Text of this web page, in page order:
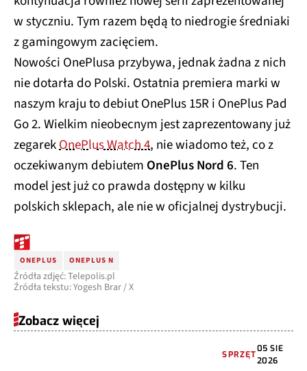
w styczniu. Tym razem będą to niedrogie średniaki
z gamingowym zacięciem.
Nowości OnePlusa przybywa, jednak żadna z nich
nie dotarła do Polski. Ostatnia premiera marki w
naszym kraju to debiut OnePlus 15R i OnePlus Pad
Go 2. Wielkim nieobecnym jest zaprezentowany już
zegarekOnePlus Watch 4, nie wiadomo też, co z
oczekiwanym debiutem OnePlus Nord 6. Ten
model jest już co prawda dostępny w kilku
polskich sklepach, ale nie w oficjalnej dystrybucji.
ONEPLUS ONEPLUS N
Źródła zdjęć: Telepolis.pl
Źródła tekstu: Yogesh Brar / X
Zobacz więcej
SPRZĘT
05 SIE
2026